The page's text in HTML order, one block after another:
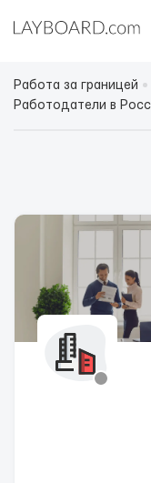
Работа за границей
Работодатели в